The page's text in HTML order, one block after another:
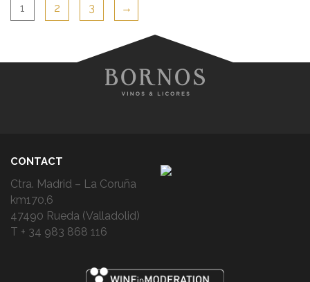
1 2 3 →
CONTACT
Ctra. Madrid – La Coruña
km170,6
47490 Rueda (Valladolid)
T + 34 983 868 116